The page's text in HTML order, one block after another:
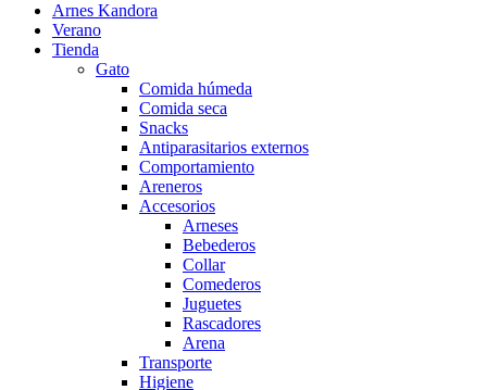
Arnes Kandora
Verano
Tienda
Gato
Comida húmeda
Comida seca
Snacks
Antiparasitarios externos
Comportamiento
Areneros
Accesorios
Arneses
Bebederos
Collar
Comederos
Juguetes
Rascadores
Arena
Transporte
Higiene